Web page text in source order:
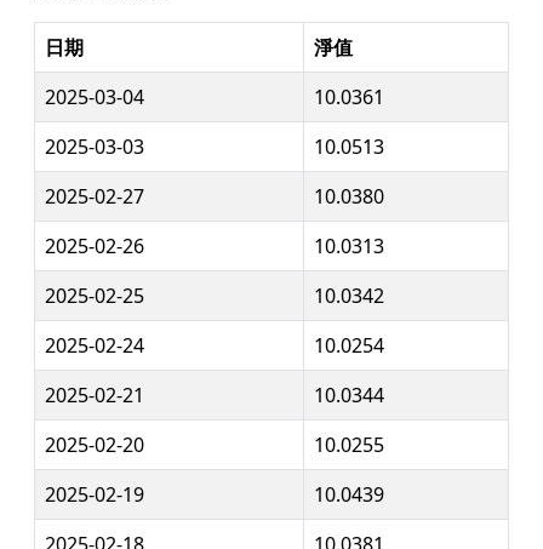
日期
淨值
2025-03-04
10.0361
2025-03-03
10.0513
2025-02-27
10.0380
2025-02-26
10.0313
2025-02-25
10.0342
2025-02-24
10.0254
2025-02-21
10.0344
2025-02-20
10.0255
2025-02-19
10.0439